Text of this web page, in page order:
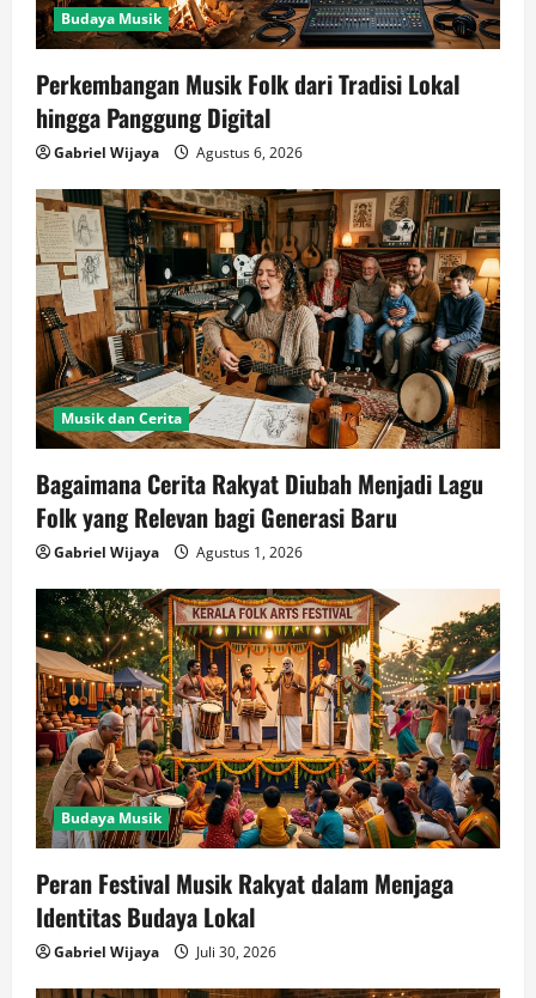
Budaya Musik
Perkembangan Musik Folk dari Tradisi Lokal
hingga Panggung Digital
Gabriel Wijaya Agustus 6, 2026
Musik dan Cerita
Bagaimana Cerita Rakyat Diubah Menjadi Lagu
Folk yang Relevan bagi Generasi Baru
Gabriel Wijaya Agustus 1, 2026
Budaya Musik
Peran Festival Musik Rakyat dalam Menjaga
Identitas Budaya Lokal
Gabriel Wijaya Juli 30, 2026